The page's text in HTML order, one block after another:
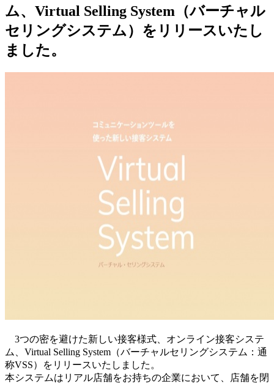
ム、Virtual Selling System（バーチャル
セリングシステム）をリリースいたし
ました。
3つの密を避けた新しい接客様式、オンライン接客システ
ム、Virtual Selling System（バーチャルセリングシステム：通
称VSS）をリリースいたしました。
本システムはリアル店舗をお持ちの企業において、店舗を閉